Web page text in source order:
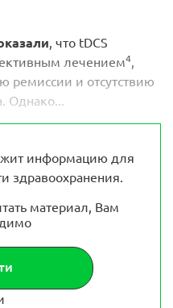
, что tDCS
лечением4,
ремиссии и отсутствию
Однако...
информацию для
здравоохранения.
материал, Вам